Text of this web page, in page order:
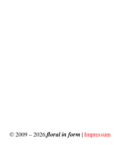
© 2009 – 2026,floral in form|Impressum